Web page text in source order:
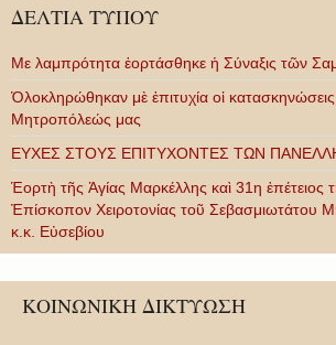
ΔΕΛΤΙΑ ΤΥΠΟΥ
Με λαμπρότητα ἑορτάσθηκε ἡ Σύναξις τῶν
Ὁλοκληρώθηκαν μὲ ἐπιτυχία οἱ κατασκηνώσεις
Μητροπόλεώς μας
ΕΥΧΕΣ ΣΤΟΥΣ ΕΠΙΤΥΧΟΝΤΕΣ ΤΩΝ
Ἑορτὴ τῆς Ἁγίας Μαρκέλλης καὶ 31η ἐπέτειος
Ἐπίσκοπον Χειροτονίας τοῦ Σεβασμιωτάτου
κ.κ. Εὐσεβίου
ΚΟΙΝΩΝΙΚΗ ΔΙΚΤΥΩΣΗ